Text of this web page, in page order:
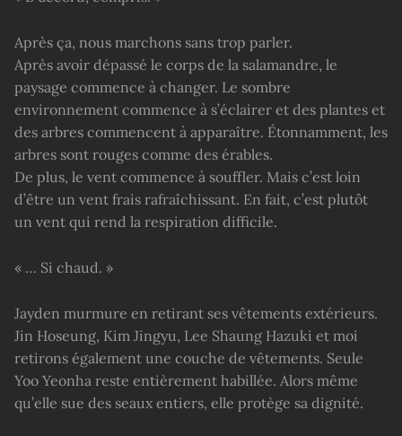
Après ça, nous marchons sans trop parler.
Après avoir dépassé le corps de la salamandre, le
paysage commence à changer. Le sombre
environnement commence à s’éclairer et des plantes et
des arbres commencent à apparaître. Étonnamment, les
arbres sont rouges comme des érables.
De plus, le vent commence à souffler. Mais c’est loin
d’être un vent frais rafraîchissant. En fait, c’est plutôt
un vent qui rend la respiration difficile.
« … Si chaud. »
Jayden murmure en retirant ses vêtements extérieurs.
Jin Hoseung, Kim Jingyu, Lee Shaung Hazuki et moi
retirons également une couche de vêtements. Seule
Yoo Yeonha reste entièrement habillée. Alors même
qu’elle sue des seaux entiers, elle protège sa dignité.